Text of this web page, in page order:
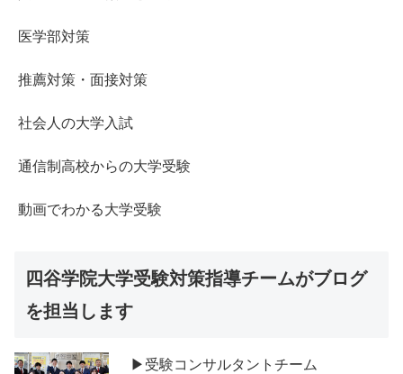
医学部対策
推薦対策・面接対策
社会人の大学入試
通信制高校からの大学受験
動画でわかる大学受験
四谷学院大学受験対策指導チームがブログ
を担当します
▶受験コンサルタントチーム